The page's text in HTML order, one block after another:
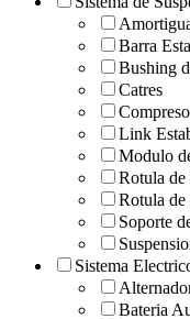
Barra
Bushing
Catres
Link
Modulo
Rotula
Rotula de
Soporte
Sistema
Bateria